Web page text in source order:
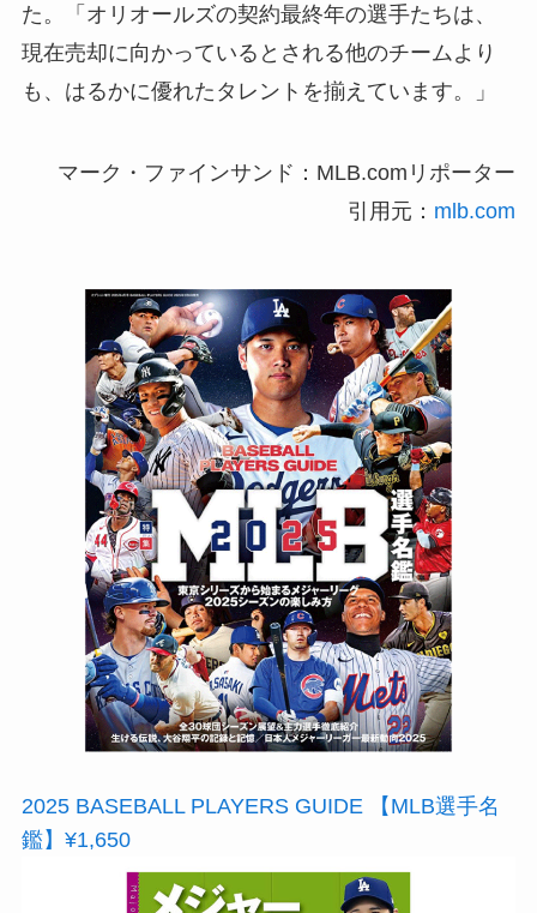
た。「オリオールズの契約最終年の選手たちは、
現在売却に向かっているとされる他のチームより
も、はるかに優れたタレントを揃えています。」
マーク・ファインサンド：MLB.comリポーター
引用元： mlb.com
2025 BASEBALL PLAYERS GUIDE 【MLB選手名
鑑】¥1,650